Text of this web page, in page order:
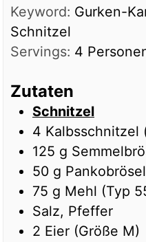
Keyword: Gurken-
Schnitzel
Servings: 4
Zutaten
Schnitzel
4 Kalbsschnitzel
125 g
50 g Pankobrösel
75 g Mehl (Typ
Salz, Pfeffer
2 Eier (Größe M)